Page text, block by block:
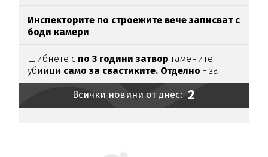
Инспекторите по строежите вече записват с
боди камери
Шибнете с по 3 години затвор гамените
убийци само за свастиките. Отделно - за
убийството
Всички новини от днес: 2